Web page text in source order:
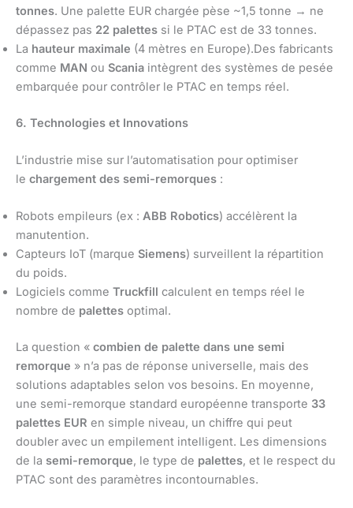
tonnes. Une palette EUR chargée pèse ~1,5 tonne → ne
dépassez pas 22 palettes si le PTAC est de 33 tonnes.
La hauteur maximale (4 mètres en Europe).Des fabricants
comme MAN ou Scania intègrent des systèmes de pesée
embarquée pour contrôler le PTAC en temps réel.
6. Technologies et Innovations
L’industrie mise sur l’automatisation pour optimiser
le chargement des semi-remorques :
Robots empileurs (ex : ABB Robotics) accélèrent la
manutention.
Capteurs IoT (marque Siemens) surveillent la répartition
du poids.
Logiciels comme Truckfill calculent en temps réel le
nombre de palettes optimal.
La question « combien de palette dans une semi
remorque » n’a pas de réponse universelle, mais des
solutions adaptables selon vos besoins. En moyenne,
une semi-remorque standard européenne transporte 33
palettes EUR en simple niveau, un chiffre qui peut
doubler avec un empilement intelligent. Les dimensions
de la semi-remorque, le type de palettes, et le respect du
PTAC sont des paramètres incontournables.